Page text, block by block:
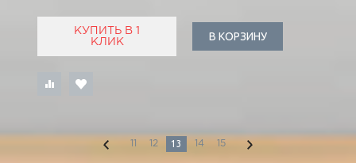
КУПИТЬ В 1
КЛИК
В КОРЗИНУ
11 12 13 14 15